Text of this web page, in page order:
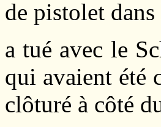
de pistolet
a tué avec le
qui avaient été
clôturé à côté